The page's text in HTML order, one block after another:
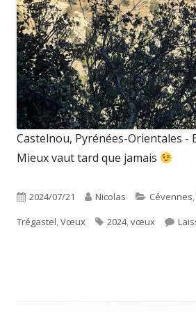
Castelnou, Pyrénées-Orientales -
Mieux vaut tard que jamais
Publié
le
2024/07/21 Auteur
Nicolas Catégories
Cévennes,
Trégastel,Vœux Étiquettes
2024,vœux